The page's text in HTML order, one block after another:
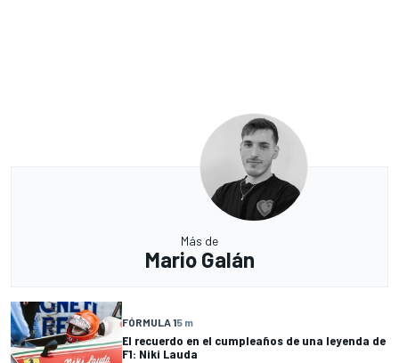
Más de
Mario Galán
FÓRMULA 15 m
El recuerdo en el cumpleaños de una leyenda de
F1: Niki Lauda